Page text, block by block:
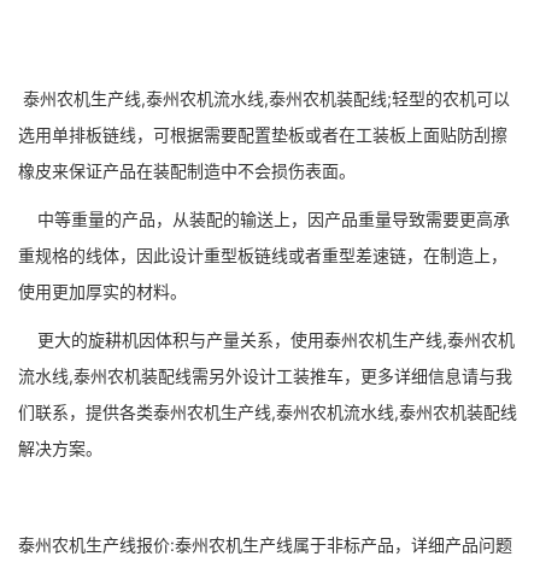
泰州农机生产线,泰州农机流水线,泰州农机装配线;轻型的农机可以
选用单排板链线，可根据需要配置垫板或者在工装板上面贴防刮擦
橡皮来保证产品在装配制造中不会损伤表面。
中等重量的产品，从装配的输送上，因产品重量导致需要更高承
重规格的线体，因此设计重型板链线或者重型差速链，在制造上，
使用更加厚实的材料。
更大的旋耕机因体积与产量关系，使用泰州农机生产线,泰州农机
流水线,泰州农机装配线需另外设计工装推车，更多详细信息请与我
们联系，提供各类泰州农机生产线,泰州农机流水线,泰州农机装配线
解决方案。
泰州农机生产线报价:泰州农机生产线属于非标产品，详细产品问题